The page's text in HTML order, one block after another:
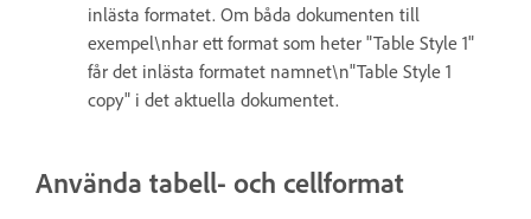
inlästa formatet. Om båda dokumenten till
exempel\nhar ett format som heter "Table Style 1"
får det inlästa formatet namnet\n"Table Style 1
copy" i det aktuella dokumentet.
Använda tabell- och cellformat